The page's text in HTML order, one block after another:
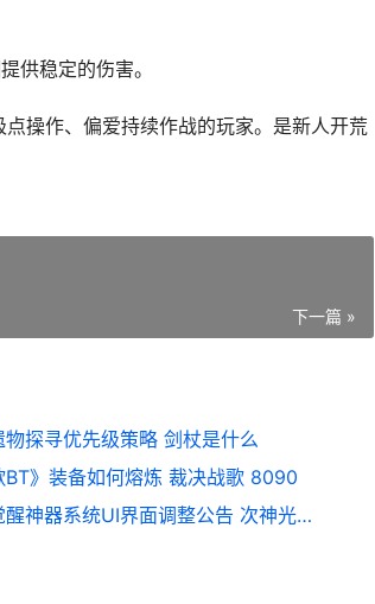
供稳定的伤害。
操作、偏爱持续作战的玩家。是新人开荒
下一篇 »
物探寻优先级策略 剑杖是什么
BT》装备如何熔炼 裁决战歌 8090
次神光之觉醒神器系统UI界面调整公告 次神光之觉醒神戒锻造活动